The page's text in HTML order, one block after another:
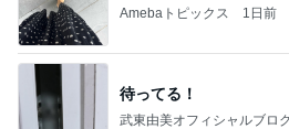
Amebaトピックス 1日前
待ってる！
武東由美オフィシャルブロ